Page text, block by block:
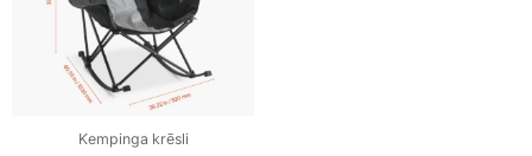
Kempinga krēsli